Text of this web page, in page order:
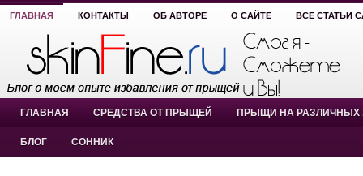
ГЛАВНАЯ КОНТАКТЫ ОБ АВТОРЕ О САЙТЕ ВСЕ СТАТЬИ
ГЛАВНАЯ СРЕДСТВА ОТ ПРЫЩЕЙ ПРЫЩИ НА РАЗЛИЧНЫХ
БЛОГ СОННИК